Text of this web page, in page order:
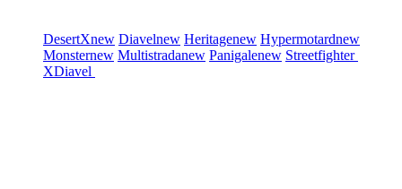
DesertXnew Diavelnew Heritagenew Hypermotardnew
Monsternew Multistradanew Panigalenew Streetfighter
XDiavel